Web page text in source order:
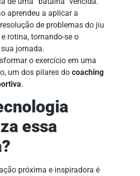
aprendeu a aplicar a
de problemas do jiu
rotina, tornando-se o
jornada.
o exercício em uma
um dos pilares do coaching
.
essa
próxima e inspiradora é